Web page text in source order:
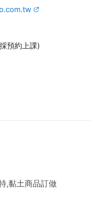
預約上課)
,黏土商品訂做